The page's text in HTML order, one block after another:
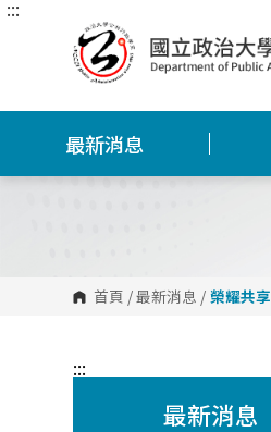
跳
區
:::
最新消息
首頁 /最新消息 / 榮耀共享
:::
最新消息